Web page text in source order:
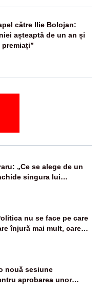
către Ilie Bolojan:
așteaptă de un an și
„Ce se alege de un
singura lui
nu se face pe care
înjură mai mult, care
proiecte”
nouă sesiune
aprobarea unor